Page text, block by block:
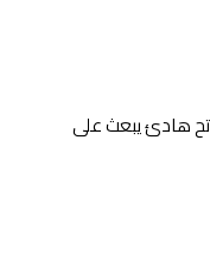
مع لون أزرق فاتح هادئ يبعث على